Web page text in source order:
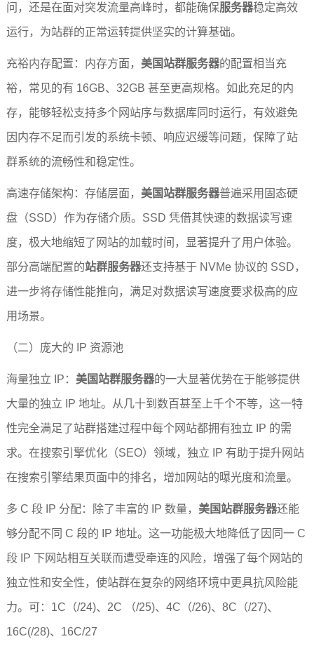
问，还是在面对突发流量高峰时，都能确保服务器稳定高效
运行，为站群的正常运转提供坚实的计算基础。
充裕内存配置：内存方面， 美国站群服务器的配置相当充
裕，常见的有 16GB、32GB 甚至更高规格。如此充足的内
存，能够轻松支持多个网站序与数据库同时运行，有效避免
因内存不足而引发的系统卡顿、响应迟缓等问题，保障了站
群系统的流畅性和稳定性。
高速存储架构：存储层面， 美国站群服务器普遍采用固态硬
盘（SSD）作为存储介质。SSD 凭借其快速的数据读写速
度，极大地缩短了网站的加载时间，显著提升了用户体验。
部分高端配置的站群服务器还支持基于 NVMe 协议的 SSD，
进一步将存储性能推向，满足对数据读写速度要求极高的应
用场景。
（二）庞大的 IP 资源池
海量独立 IP： 美国站群服务器的一大显著优势在于能够提供
大量的独立 IP 地址。从几十到数百甚至上千个不等，这一特
性完全满足了站群搭建过程中每个网站都拥有独立 IP 的需
求。在搜索引擎优化（SEO）领域，独立 IP 有助于提升网站
在搜索引擎结果页面中的排名，增加网站的曝光度和流量。
多 C 段 IP 分配：除了丰富的 IP 数量， 美国站群服务器还能
够分配不同 C 段的 IP 地址。这一功能极大地降低了因同一 C
段 IP 下网站相互关联而遭受牵连的风险，增强了每个网站的
独立性和安全性，使站群在复杂的网络环境中更具抗风险能
力。可：1C（/24)、2C （/25)、4C（/26)、8C（/27)、
16C(/28)、16C/27